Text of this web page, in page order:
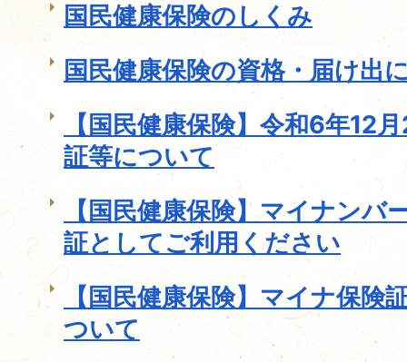
国民健康保険のしくみ
国民健康保険の資格・届け出
【国民健康保険】令和6年12
証等について
【国民健康保険】マイナンバ
証としてご利用ください
【国民健康保険】マイナ保険
ついて